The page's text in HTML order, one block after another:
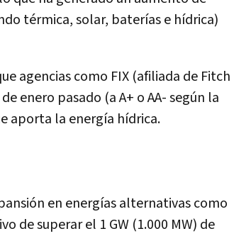
térmica, solar, baterías e hídrica)
agencias como FIX (afiliada de Fitch
enero pasado (a A+ o AA- según la
aporta la energía hídrica.
en energías alternativas como
de superar el 1 GW (1.000 MW) de